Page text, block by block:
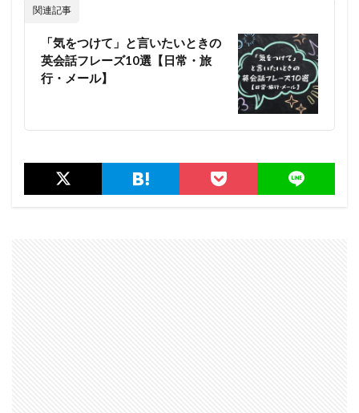
関連記事
「気をつけて」と言いたいときの
英会話フレーズ10選【日常・旅
行・メール】